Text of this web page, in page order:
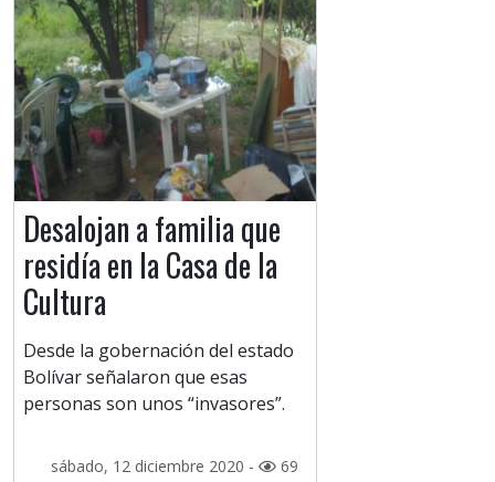
Desalojan a familia que
residía en la Casa de la
Cultura
Desde la gobernación del estado
Bolívar señalaron que esas
personas son unos “invasores”.
sábado, 12 diciembre 2020 - 69